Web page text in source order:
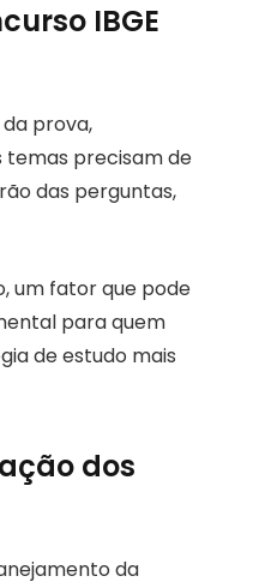
IBGE
prova,
temas precisam de
das perguntas,
um fator que pode
para quem
de estudo mais
dos
da